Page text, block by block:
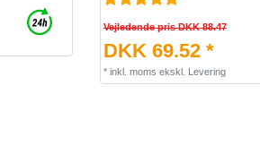
Vejledende pris DKK 88.47
DKK 69.52 *
* inkl. moms ekskl. Levering